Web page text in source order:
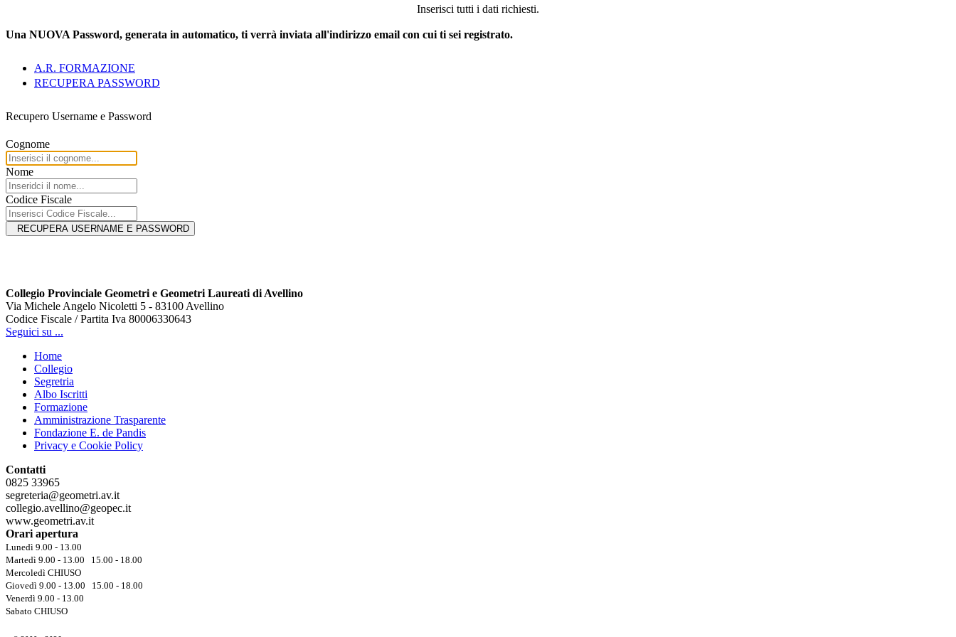
Inserisci tutti i dati richiesti.
Una NUOVA Password, generata in automatico, ti verrà inviata all'indirizzo email con cui ti sei registrato.
A.R. FORMAZIONE
RECUPERA PASSWORD
Recupero Username e Password
Cognome
Nome
Codice Fiscale
RECUPERA USERNAME E PASSWORD
Collegio Provinciale Geometri e Geometri Laureati di Avellino
Via Michele Angelo Nicoletti 5 - 83100 Avellino
Codice Fiscale / Partita Iva 80006330643
Seguici su ...
Home
Collegio
Segretria
Albo Iscritti
Formazione
Amministrazione Trasparente
Fondazione E. de Pandis
Privacy e Cookie Policy
Contatti
0825 33965
segreteria@geometri.av.it
collegio.avellino@geopec.it
www.geometri.av.it
Orari apertura
Lunedì 9.00 - 13.00
Martedì 9.00 - 13.00 15.00 - 18.00
Mercoledì CHIUSO
Giovedì 9.00 - 13.00 15.00 - 18.00
Venerdì 9.00 - 13.00
Sabato CHIUSO